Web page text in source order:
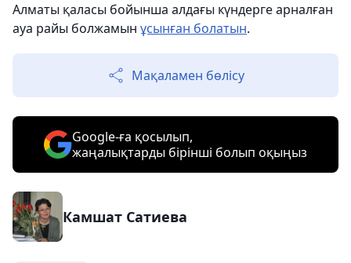
Алматы қаласы бойынша алдағы күндерге арналған
ауа райы болжамын ұсынған болатын.
Мақаламен бөлісу
Google-ға қосылып,
жаңалықтарды бірінші болып оқыңыз
Камшат Сатиева